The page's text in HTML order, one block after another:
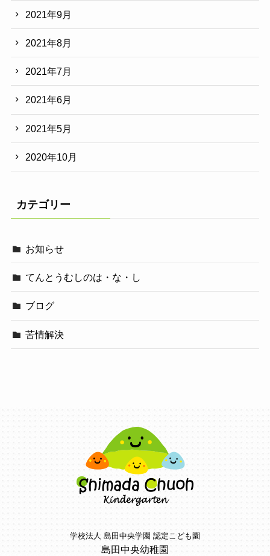
2021年9月
2021年8月
2021年7月
2021年6月
2021年5月
2020年10月
カテゴリー
お知らせ
てんとうむしのは・な・し
ブログ
苦情解決
学校法人 島田中央学園 認定こども園
島田中央幼稚園